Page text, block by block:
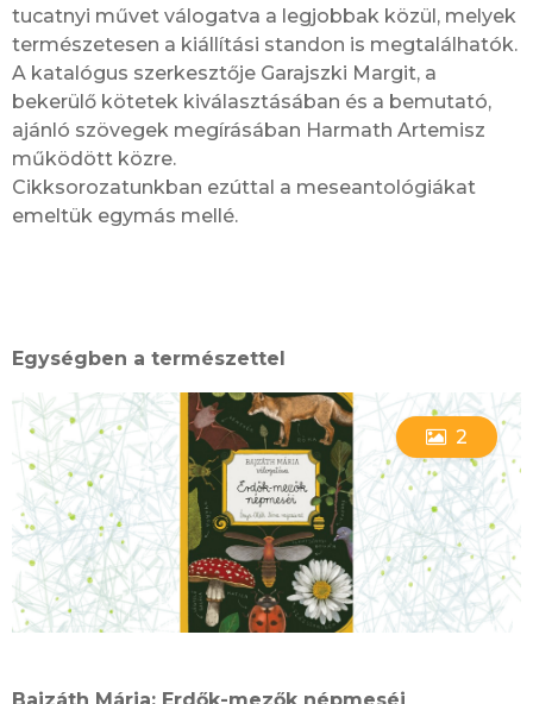
tucatnyi művet válogatva a legjobbak közül, melyek
természetesen a kiállítási standon is megtalálhatók.
A katalógus szerkesztője Garajszki Margit, a
bekerülő kötetek kiválasztásában és a bemutató,
ajánló szövegek megírásában Harmath Artemisz
működött közre.
Cikksorozatunkban ezúttal a meseantológiákat
emeltük egymás mellé.
Egységben a természettel
2